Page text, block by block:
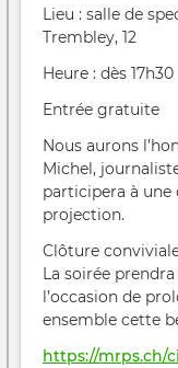
Lieu : salle de
Trembley, 12
Heure : dès 17h30
Entrée gratuite
Nous aurons
Michel,
participera à une
projection.
Clôture
La soirée
l’occasion de
ensemble cette
https://mrps.ch/